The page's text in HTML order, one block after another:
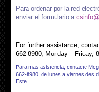
Para ordenar por la red
enviar el formulario a
For further assistance,
662-8980, Monday – Friday,
Para mas asistencia, contacte
662-8980, de lunes a viernes des
Este.